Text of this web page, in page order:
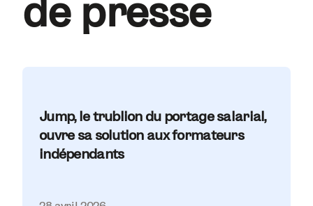
de presse
Jump, le trublion du portage salarial,
ouvre sa solution aux formateurs
indépendants